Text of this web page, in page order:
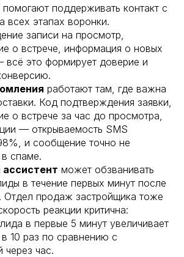
поддерживать контакт с
всех этапах воронки.
записи на просмотр,
о встрече, информация о новых
всё это формирует доверие и
работают там, где важна
Код подтверждения заявки,
о встрече за час до просмотра,
— открываемость SMS
и сообщение точно не
в спаме.
ассистент может обзванивать
в течение первых минут после
Отдел продаж застройщика тоже
реакции критична:
в первые 5 минут увеличивает
10 раз по сравнению с
через час.